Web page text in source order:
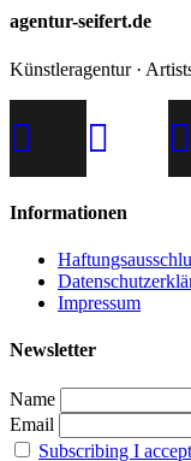
agentur-seifert.de
Künstleragentur ·
Informationen
Impressum
Newsletter
Name
Email
Subscribing I